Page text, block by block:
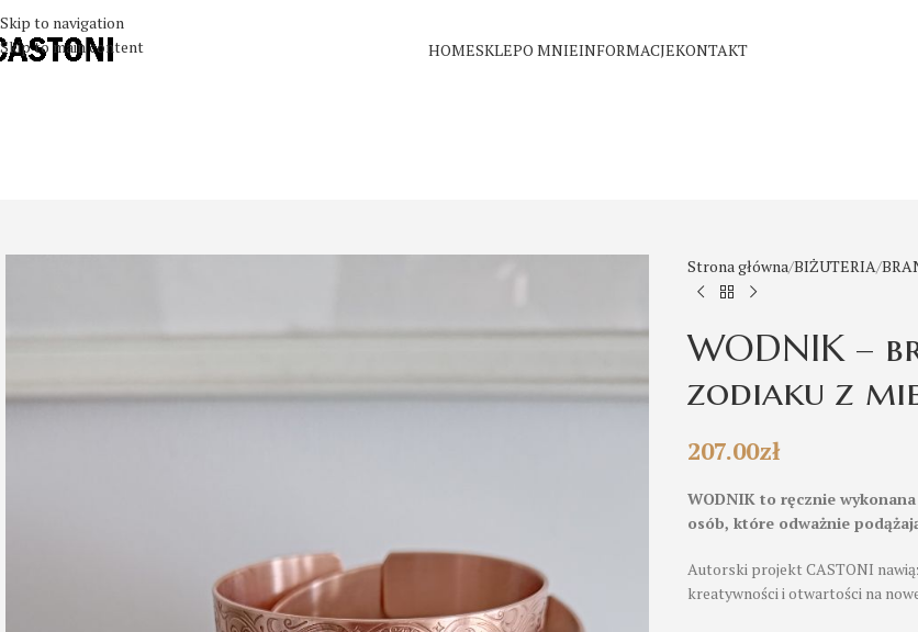
Skip to navigation
Skip to main content
HOMESKLEPO MNIEINFORMACJEKONTAKT
Strona główna BIŻUTERIA
WODNIK –
zodiaku z
207.00zł
WODNIK to ręcznie
osób, które odważnie
Autorski projekt CASTONI
kreatywności i otwartości na